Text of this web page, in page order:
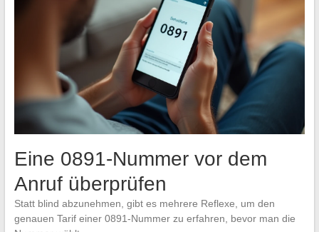
Eine 0891-Nummer vor dem
Anruf überprüfen
Statt blind abzunehmen, gibt es mehrere Reflexe, um den
genauen Tarif einer 0891-Nummer zu erfahren, bevor man die